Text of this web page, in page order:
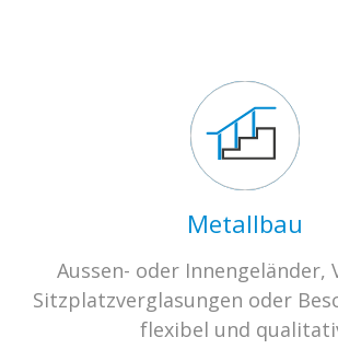
Metallbau
Aussen- oder Innengeländer,
Sitzplatzverglasungen oder
flexibel und